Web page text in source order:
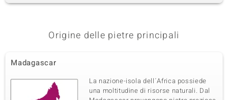
Origine delle pietre principali
Madagascar
La nazione-isola dell´Africa possiede
una moltitudine di risorse naturali. Dal